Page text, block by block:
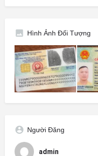
Hình Ảnh Đối Tượng
Người Đăng
admin